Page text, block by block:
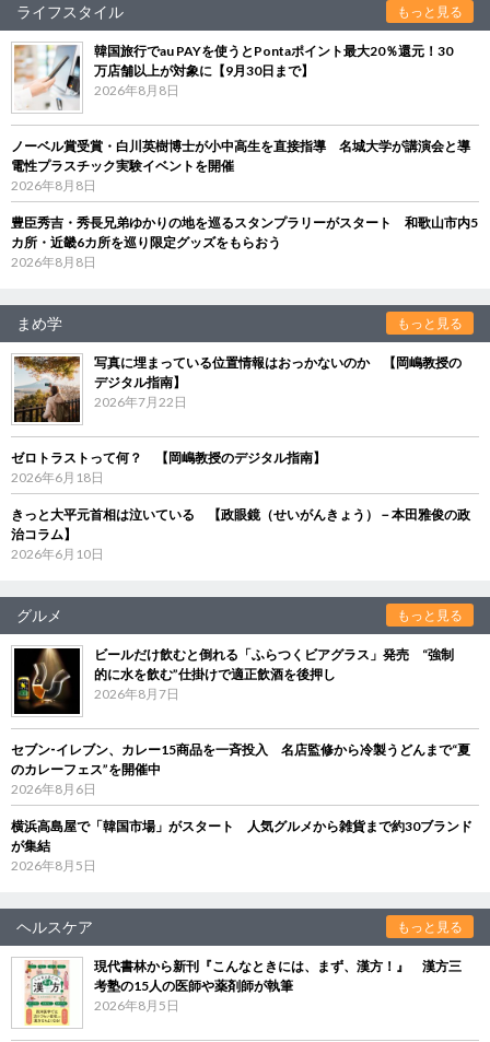
ライフスタイル もっと見る
韓国旅行でau PAYを使うとPontaポイント最大20％還元！30
万店舗以上が対象に【9月30日まで】
2026年8月8日
ノーベル賞受賞・白川英樹博士が小中高生を直接指導 名城大学が講演会と導
電性プラスチック実験イベントを開催
2026年8月8日
豊臣秀吉・秀長兄弟ゆかりの地を巡るスタンプラリーがスタート 和歌山市内5
カ所・近畿6カ所を巡り限定グッズをもらおう
2026年8月8日
まめ学 もっと見る
写真に埋まっている位置情報はおっかないのか 【岡嶋教授の
デジタル指南】
2026年7月22日
ゼロトラストって何？ 【岡嶋教授のデジタル指南】
2026年6月18日
きっと大平元首相は泣いている 【政眼鏡（せいがんきょう）－本田雅俊の政
治コラム】
2026年6月10日
グルメ もっと見る
ビールだけ飲むと倒れる「ふらつくビアグラス」発売 “強制
的に水を飲む”仕掛けで適正飲酒を後押し
2026年8月7日
セブン‐イレブン、カレー15商品を一斉投入 名店監修から冷製うどんまで“夏
のカレーフェス”を開催中
2026年8月6日
横浜高島屋で「韓国市場」がスタート 人気グルメから雑貨まで約30ブランド
が集結
2026年8月5日
ヘルスケア もっと見る
現代書林から新刊『こんなときには、まず、漢方！』 漢方三
考塾の15人の医師や薬剤師が執筆
2026年8月5日